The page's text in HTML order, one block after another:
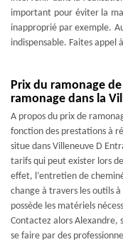
important pour éviter la
inapproprié par exemple.
indispensable. Faites appel
Prix du ramonage
ramonage dans la
A propos du prix de
fonction des prestations à
situe dans Villeneuve D
tarifs qui peut exister lors
effet, l’entretien de
change à travers les outils
possède les matériels
Contactez alors Alexandre,
se faire par des